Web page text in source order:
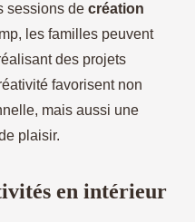
sessions de création
les familles peuvent
des projets
favorisent non
mais aussi une
plaisir.
en intérieur